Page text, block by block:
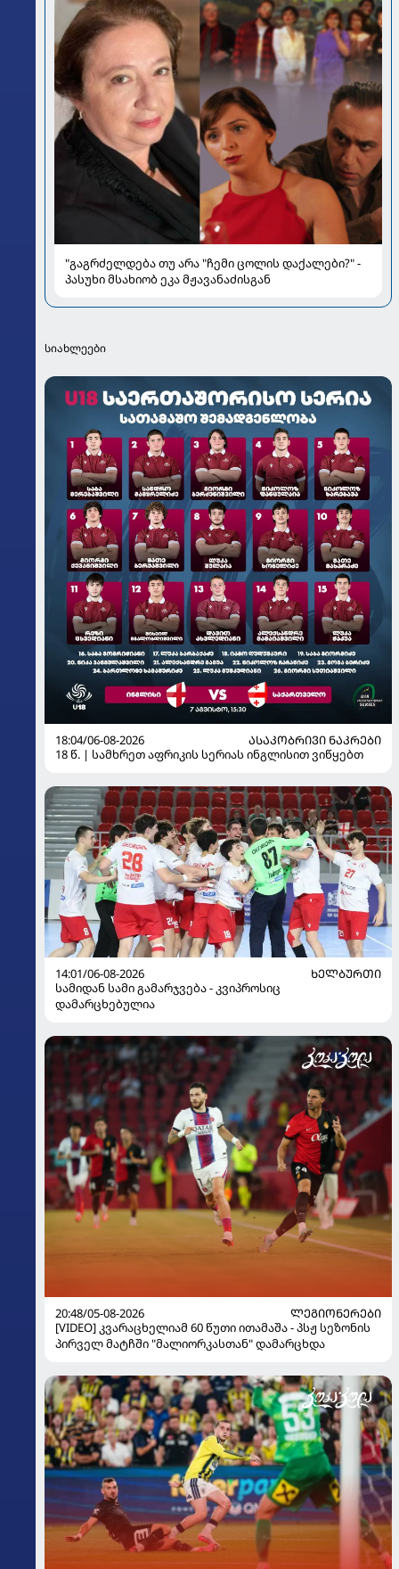
"გაგრძელდება თუ არა "ჩემი ცოლის დაქალები?" -
პასუხი მსახიობ ეკა მჟავანაძისგან
სიახლეები
18:04/06-08-2026
ᲐᲡᲐᲙᲝᲑᲠᲘᲕᲘ ᲜᲐᲙᲠᲔᲑᲘ
18 წ. | სამხრეთ აფრიკის სერიას ინგლისით ვიწყებთ
14:01/06-08-2026
ᲮᲔᲚᲑᲣᲠᲗᲘ
სამიდან სამი გამარჯვება - კვიპროსიც
დამარცხებულია
20:48/05-08-2026
ᲚᲔᲒᲘᲝᲜᲔᲠᲔᲑᲘ
[VIDEO] კვარაცხელიამ 60 წუთი ითამაშა - პსჟ სეზონის
პირველ მატჩში "მალიორკასთან" დამარცხდა